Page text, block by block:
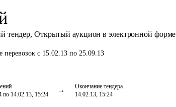
тендер, Открытый аукцион в электронной форме
перевозок с 15.02.13 по 25.09.13
по 14.02.13, 15:24
Окончание тендера
14.02.13, 15:24